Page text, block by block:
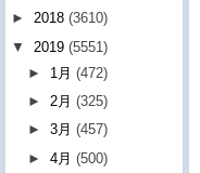
► 2018 (3610)
▼ 2019 (5551)
► 1月(472)
►2月(325)
►3月(457)
►4月(500)